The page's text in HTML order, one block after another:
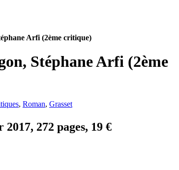
Arfi (2ème critique)
Stéphane Arfi (2ème
, Roman, Grasset
272 pages, 19 €